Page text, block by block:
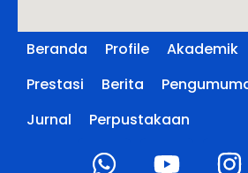
Beranda Profile Akademik
Prestasi
Berita
Jurnal
Perpustakaan